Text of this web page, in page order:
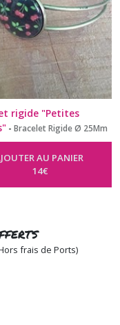
rigide "Petites
-Bracelet Rigide Ø 25Mm
AU PANIER
14€
frais de Ports)